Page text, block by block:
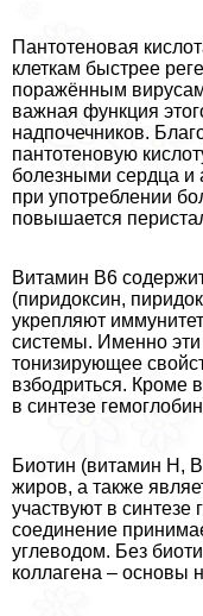
Пантотеновая
клеткам быстрее
поражённым
важная функция
надпочечников.
пантотеновую
болезными сердца и
при употрeблении
повышается
Витамин В6
(пиридоксин,
укрепляют
системы. Именно
тонизирующее
взбодриться. Кроме
в синтезе
Биотин (витамин Н,
жиров, а также
участвуют в синтезе
соединение
углеводом. Без
коллагена – основы